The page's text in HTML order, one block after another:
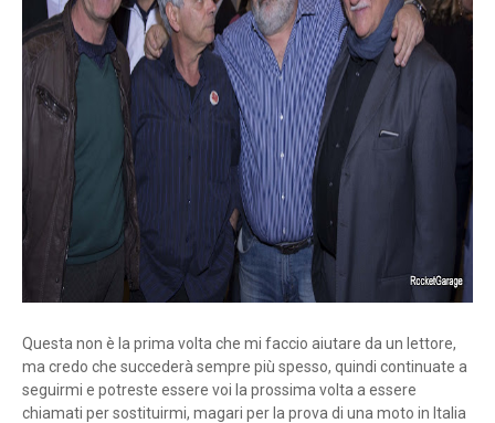
Questa non è la prima volta che mi faccio aiutare da un lettore,
ma credo che succederà sempre più spesso, quindi continuate a
seguirmi e potreste essere voi la prossima volta a essere
chiamati per sostituirmi, magari per la prova di una moto in Italia